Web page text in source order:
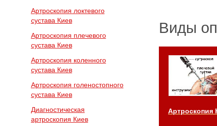
Артроскопия локтевого
сустава Киев
Артроскопия плечевого
сустава Киев
Артроскопия коленного
сустава Киев
Артроскопия голеностопного
сустава Киев
Диагностическая
артроскопия Киев
Виды
Артроскопия